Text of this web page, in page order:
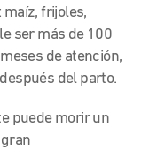
frijoles,
ser más de 100
de atención,
del parto.
puede morir un
gran